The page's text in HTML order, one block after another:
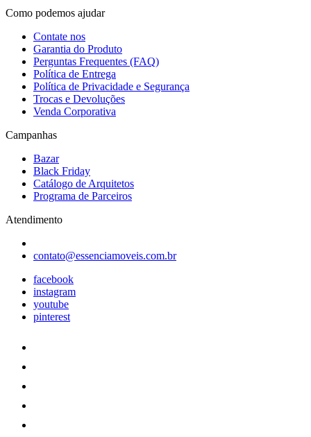
Como podemos ajudar
Contate nos
Garantia do Produto
Perguntas Frequentes (FAQ)
Política de Entrega
Política de Privacidade e Segurança
Trocas e Devoluções
Venda Corporativa
Campanhas
Bazar
Black Friday
Catálogo de Arquitetos
Programa de Parceiros
Atendimento
contato@essenciamoveis.com.br
facebook
instagram
youtube
pinterest